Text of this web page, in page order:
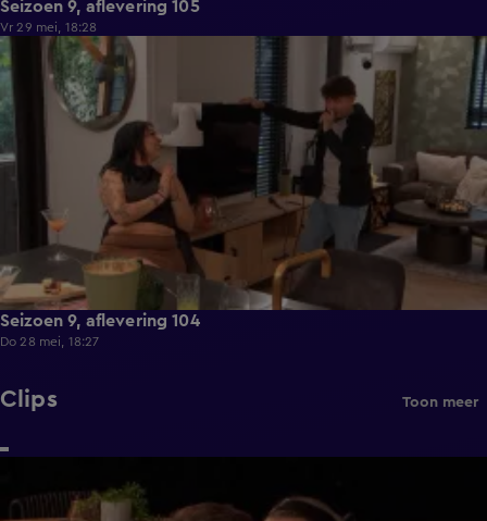
Seizoen 9, aflevering 105
Vr 29 mei, 18:28
Seizoen 9, aflevering 104
Do 28 mei, 18:27
Clips Toon meer